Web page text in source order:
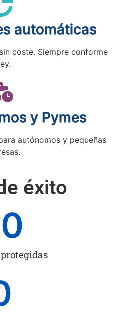
automáticas
coste. Siempre conforme
y Pymes
autónomos y pequeñas
éxito
0